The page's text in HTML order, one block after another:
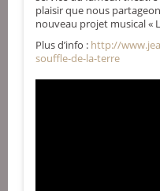
plaisir que nous
nouveau projet musical «
Plus d’info : http://
souffle-de-la-terre